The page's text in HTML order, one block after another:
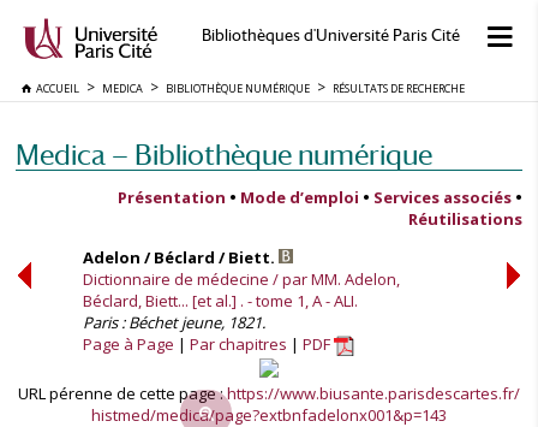
Bibliothèques d'Université Paris Cité
ACCUEIL MEDICA BIBLIOTHÈQUE NUMÉRIQUE RÉSULTATS DE RECHERCHE
Medica — Bibliothèque numérique
Présentation • Mode d’emploi • Services associés •
Réutilisations
Adelon / Béclard / Biett.
Dictionnaire de médecine / par MM. Adelon,
Béclard, Biett... [et al.] . - tome 1, A - ALI.
Paris : Béchet jeune, 1821.
Page à Page
Par chapitres PDF
URL pérenne de cette page :https://www.biusante.parisdescartes.fr/
histmed/medica/page?extbnfadelonx001&p=143